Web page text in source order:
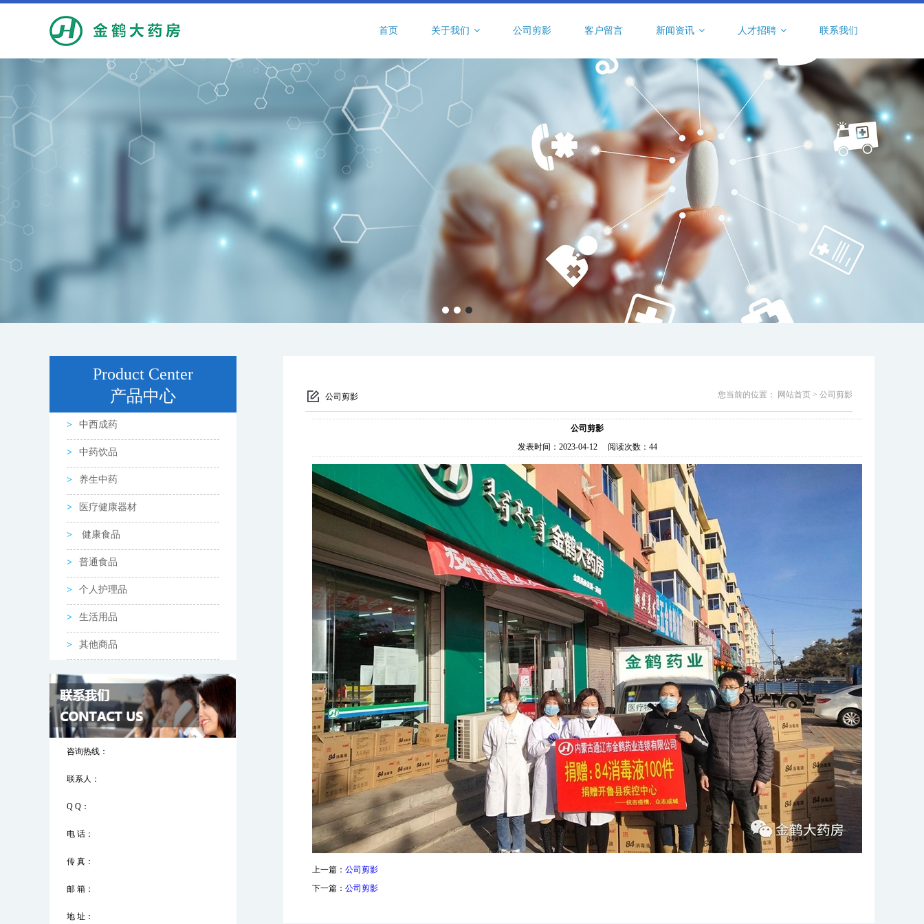
首页 关于我们 公司剪影 客户留言 新闻资讯 人才招聘 联系我们
Product Center
产品中心
中西成药
中药饮品
养生中药
医疗健康器材
健康食品
普通食品
个人护理品
生活用品
其他商品
咨询热线：
联系人：
Q Q：
电 话：
传 真：
邮 箱：
地 址：
公司剪影 您当前的位置： 网站首页 > 公司剪影
公司剪影
发表时间： 2023-04-12阅读次数： 44
上一篇： 公司剪影
下一篇： 公司剪影